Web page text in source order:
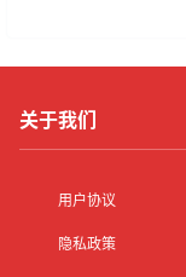
关于我们
用户协议
隐私政策